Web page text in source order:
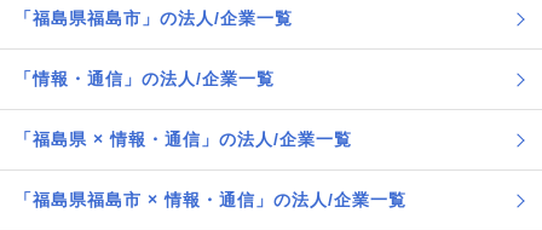
「福島県福島市」の法人/企業一覧
「情報・通信」の法人/企業一覧
「福島県 × 情報・通信」の法人/企業一覧
「福島県福島市 × 情報・通信」の法人/企業一覧